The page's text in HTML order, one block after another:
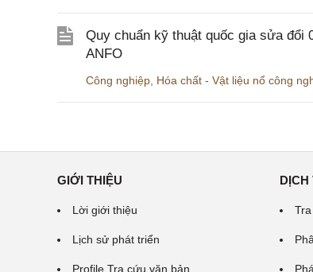
Quy chuẩn kỹ thuật quốc gia sửa đổi
ANFO
Công nghiệp Hóa chất - Vật liệu nổ công
GIỚI THIỆU
Lời giới thiệu
Lịch sử phát triển
Profile Tra cứu văn bản
DỊCH